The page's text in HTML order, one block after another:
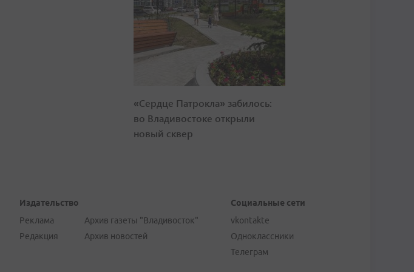
«Сердце Патрокла» забилось:
во Владивостоке открыли
новый сквер
Издательство
Реклама
Редакция
Архив газеты "Владивосток"
Архив новостей
Социальные сети
vkontakte
Одноклассники
Телеграм